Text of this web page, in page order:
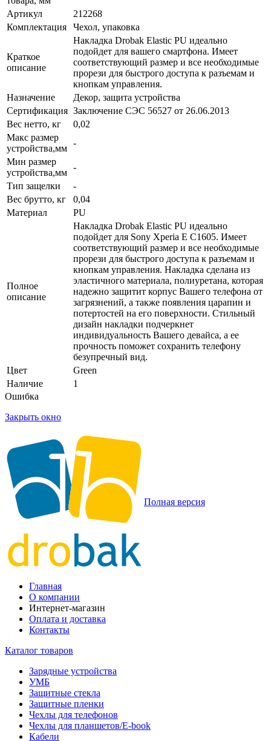
Артикул
212268
Комплектация
Чехол, упаковка
Краткое
описание
Накладка Drobak Elastic PU идеально
подойдет для вашего смартфона. Имеет
соответствующий размер и все необходимые
прорези для быстрого доступа к разъемам и
кнопкам управления.
Назначение
Декор, защита устройства
Сертификация Заключение СЭС 56527 от 26.06.2013
Вес нетто, кг
0,02
Макс размер
устройства,мм
-
Мин размер
устройства,мм
-
Тип защелки
-
Вес брутто, кг
0,04
Материал
PU
Полное
описание
Накладка Drobak Elastic PU идеально
подойдет для Sony Xperia E C1605. Имеет
соответствующий размер и все необходимые
прорези для быстрого доступа к разъемам и
кнопкам управления. Накладка сделана из
эластичного материала, полиуретана, которая
надежно защитит корпус Вашего телефона от
загрязнений, а также появления царапин и
потертостей на его поверхности. Стильный
дизайн накладки подчеркнет
индивидуальность Вашего девайса, а ее
прочность поможет сохранить телефону
безупречный вид.
Цвет
Green
Наличие
1
Ошибка
Закрыть окно
Полная версия
Главная
О компании
Интернет-магазин
Оплата и доставка
Контакты
Каталог товаров
Зарядные устройства
УМБ
Защитные стекла
Защитные пленки
Чехлы для телефонов
Чехлы для планшетов/E-book
Кабели